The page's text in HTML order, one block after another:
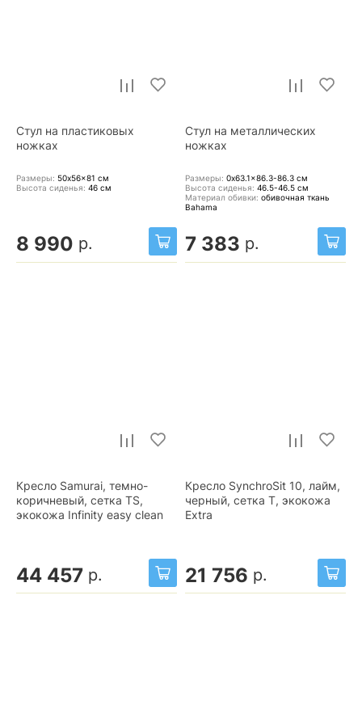
Стул на пластиковых
ножках
Размеры: 50x56x81 см
Высота сиденья: 46 см
8 990 р.
Стул на металлических
ножках
Размеры: 0x63.1x86.3-86.3 см
Высота сиденья: 46.5-46.5 см
Материал обивки: обивочная ткань
Bahama
7 383 р.
Кресло Samurai, темно-
коричневый, сетка TS,
экокожа Infinity easy clean
44 457 р.
Кресло SynchroSit 10, лайм,
черный, сетка T, экокожа
Extra
21 756 р.